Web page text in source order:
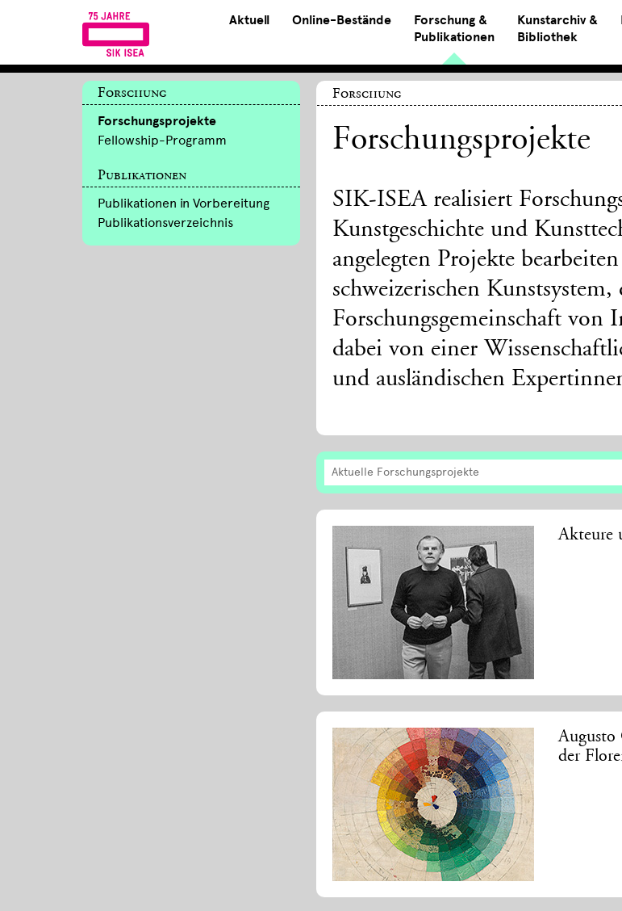
Aktuell Online-Bestände
Forschung &
Publikationen
Kunstarchiv &
Bibliothek
Forschung
Forschungsprojekte
Fellowship-Programm
Publikationen
Publikationen in Vorbereitung
Publikationsverzeichnis
Forschung
Forschungsprojekte
SIK-ISEA realisiert
Kunstgeschichte und
angelegten Projekte
schweizerischen
Forschungsgemeinschaft von
dabei von einer
und ausländischen
Aktuelle Forschungsprojekte
Akteure
Augusto
der